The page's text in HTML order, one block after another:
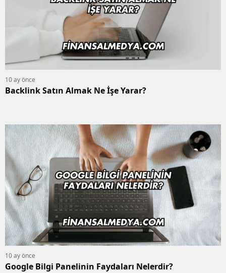
10 ay önce
Backlink Satın Almak Ne İşe Yarar?
10 ay önce
Google Bilgi Panelinin Faydaları Nelerdir?